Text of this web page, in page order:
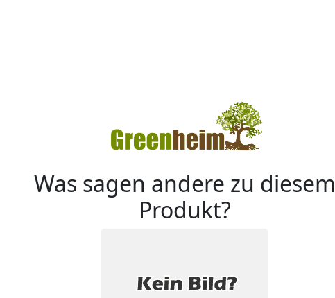
Was sagen andere zu diesem
Produkt?